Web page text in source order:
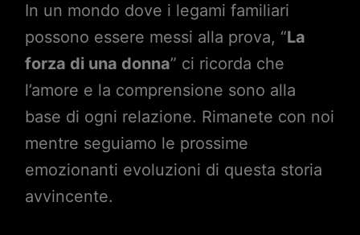
In un mondo dove i legami familiari
possono essere messi alla prova, “La
forza di una donna” ci ricorda che
l’amore e la comprensione sono alla
base di ogni relazione. Rimanete con noi
mentre seguiamo le prossime
emozionanti evoluzioni di questa storia
avvincente.